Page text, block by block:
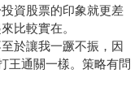
資股票的印象就更差
比較實在。
於讓我一蹶不振，因
王通關一樣。策略有問